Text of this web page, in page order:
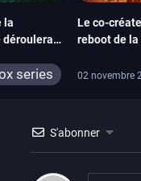
la
déroulera
series
Le co-
reboot de la
02 novembre
S'abonner